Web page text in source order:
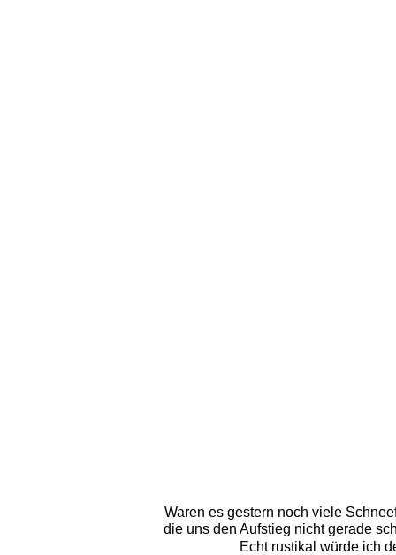
Waren es gestern noch viele
die uns den Aufstieg nicht gerade
Echt rustikal würde ich